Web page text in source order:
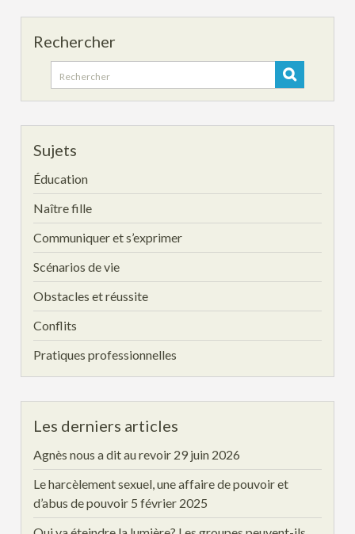
Rechercher
Search
for:
Sujets
Éducation
Naître fille
Communiquer et s’exprimer
Scénarios de vie
Obstacles et réussite
Conflits
Pratiques professionnelles
Les derniers articles
Agnès nous a dit au revoir 29 juin 2026
Le harcèlement sexuel, une affaire de pouvoir et
d’abus de pouvoir 5 février 2025